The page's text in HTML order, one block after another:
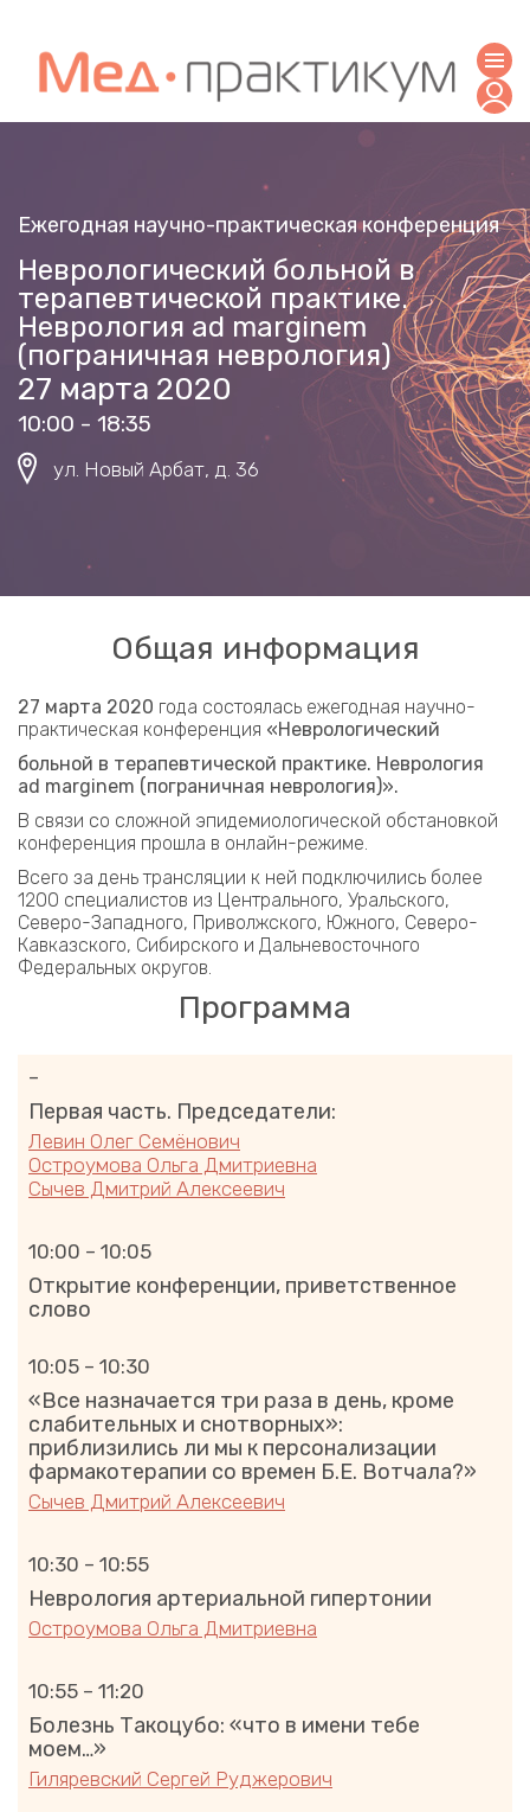
Ежегодная научно-практическая конференция
Неврологический больной в
терапевтической практике.
Неврология ad marginem
(пограничная неврология)
27 марта 2020
10:00 - 18:35
ул. Новый Арбат, д. 36
Общая информация
27 марта 2020 года состоялась ежегодная научно-
практическая конференция «Неврологический
больной в терапевтической практике. Неврология
ad marginem (пограничная неврология)».
В связи со сложной эпидемиологической обстановкой
конференция прошла в онлайн-режиме.
Всего за день трансляции к ней подключились более
1200 специалистов из Центрального, Уральского,
Северо-Западного, Приволжского, Южного, Северо-
Кавказского, Сибирского и Дальневосточного
Федеральных округов.
Программа
–
Первая часть. Председатели:
Левин Олег Семёнович
Остроумова Ольга Дмитриевна
Сычев Дмитрий Алексеевич
10:00 – 10:05
Открытие конференции, приветственное
слово
10:05 – 10:30
«Все назначается три раза в день, кроме
слабительных и снотворных»:
приблизились ли мы к персонализации
фармакотерапии со времен Б.Е. Вотчала?»
Сычев Дмитрий Алексеевич
10:30 – 10:55
Неврология артериальной гипертонии
Остроумова Ольга Дмитриевна
10:55 – 11:20
Болезнь Такоцубо: «что в имени тебе
моем…»
Гиляревский Сергей Руджерович